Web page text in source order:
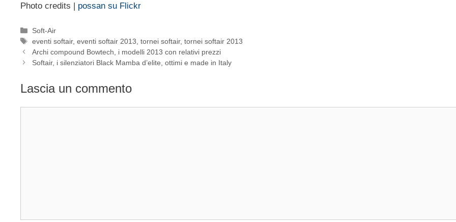
Photo credits | possan su Flickr
Categorie
Soft-Air
Tag
eventi softair,eventi softair 2013 ,tornei softair,tornei softair 2013
Archi compound Bowtech, i modelli 2013 con relativi prezzi
Softair, i silenziatori Black Mamba d’elite, ottimi e made in Italy
Lascia un commento